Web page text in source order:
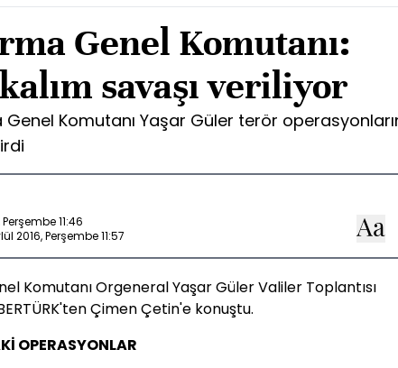
Genel Komutanı:
savaşı veriliyor
Komutanı Yaşar Güler terör
11:46
2016, Perşembe 11:57
Komutanı Orgeneral Yaşar Güler Valiler Toplantısı
Çimen Çetin'e konuştu.
OPERASYONLAR